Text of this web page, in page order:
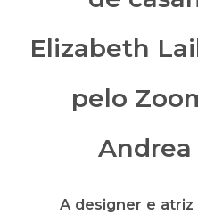
Elizabeth
pelo
A designer e